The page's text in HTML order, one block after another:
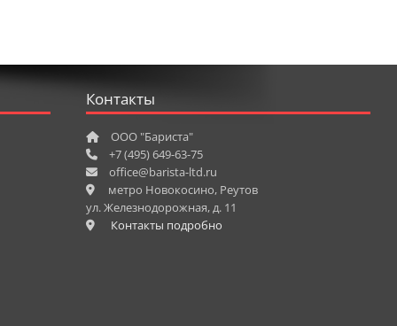
Контакты
ООО "Бариста"
+7 (495) 649-63-75
office@barista-ltd.ru
метро Новокосино, Реутов
ул. Железнодорожная, д. 11
Контакты подробно